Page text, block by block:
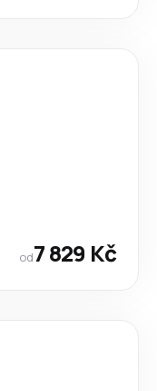
od7 829 Kč